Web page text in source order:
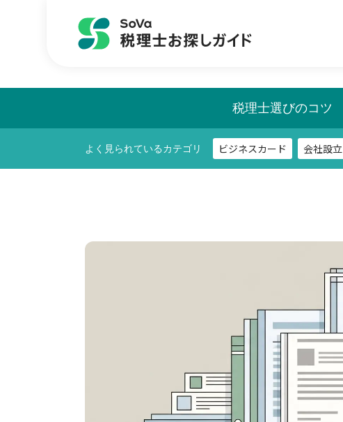
税理士選びのコツ
よく見られているカテゴリ ビジネスカード 会社設立
よく見られているカテゴリ